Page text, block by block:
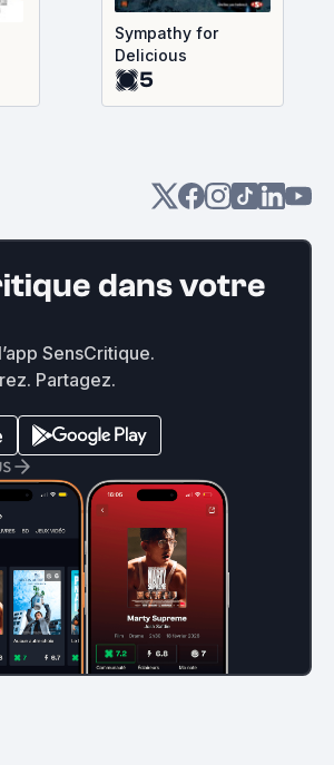
Sympathy for
Delicious
5
dans votre
SensCritique.
Partagez.